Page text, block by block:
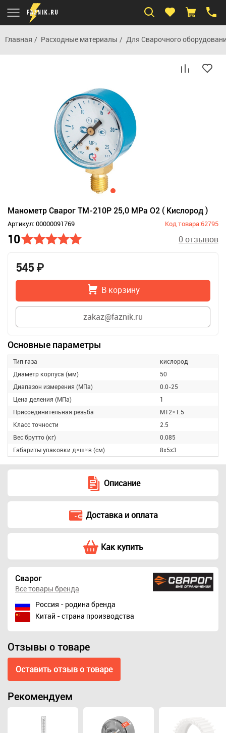
Главная Расходные материалы Для Сварочного
Манометр Сварог ТМ-210Р 25,0 МРа О2 ( Кислород )
Артикул: 00000091769 Код товара:62795
10 0 отзывов
545 ₽
В корзину
zakaz@faznik.ru
Основные параметры
Тип газа
кислород
Диаметр корпуса (мм)
50
Диапазон измерения (МПа)
0.0-25
Цена деления (МПа)
1
Присоединительная резьба
М12×1.5
Класс точности
2.5
Вес брутто (кг)
0.085
Габариты упаковки д×ш×в (см)
8х5х3
Описание
Доставка и оплата
Как купить
Сварог
Все товары бренда
Россия - родина бренда
Китай - страна производства
Отзывы о товаре
Оставить отзыв о товаре
Рекомендуем